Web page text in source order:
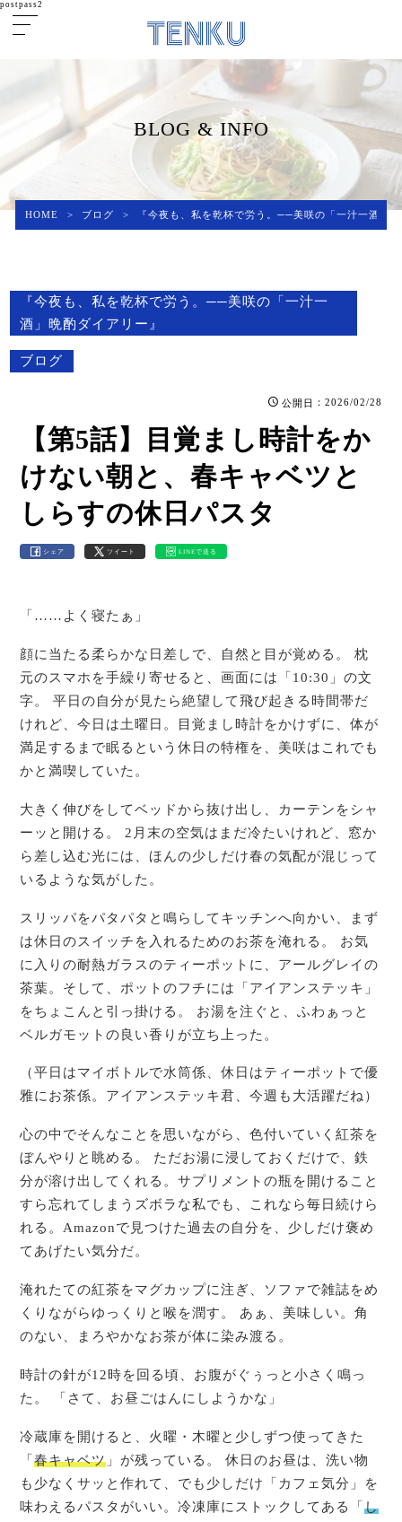
postpass2
BLOG & INFO
HOME > ブログ > 『今夜も、私を乾杯で労う。──美咲の「一汁一酒」
『今夜も、私を乾杯で労う。──美咲の「一汁一
酒」晩酌ダイアリー』
ブログ
公開日 ：2026/02/28
【第5話】目覚まし時計をか
けない朝と、春キャベツと
しらすの休日パスタ
シェア ツイート LINEで送る
「……よく寝たぁ」
顔に当たる柔らかな日差しで、自然と目が覚める。 枕
元のスマホを手繰り寄せると、画面には「10:30」の文
字。 平日の自分が見たら絶望して飛び起きる時間帯だ
けれど、今日は土曜日。目覚まし時計をかけずに、体が
満足するまで眠るという休日の特権を、美咲はこれでも
かと満喫していた。
大きく伸びをしてベッドから抜け出し、カーテンをシャ
ーッと開ける。 2月末の空気はまだ冷たいけれど、窓か
ら差し込む光には、ほんの少しだけ春の気配が混じって
いるような気がした。
スリッパをパタパタと鳴らしてキッチンへ向かい、まず
は休日のスイッチを入れるためのお茶を淹れる。 お気
に入りの耐熱ガラスのティーポットに、アールグレイの
茶葉。そして、ポットのフチには「アイアンステッキ」
をちょこんと引っ掛ける。 お湯を注ぐと、ふわぁっと
ベルガモットの良い香りが立ち上った。
（平日はマイボトルで水筒係、休日はティーポットで優
雅にお茶係。アイアンステッキ君、今週も大活躍だね）
心の中でそんなことを思いながら、色付いていく紅茶を
ぼんやりと眺める。 ただお湯に浸しておくだけで、鉄
分が溶け出してくれる。サプリメントの瓶を開けること
すら忘れてしまうズボラな私でも、これなら毎日続けら
れる。Amazonで見つけた過去の自分を、少しだけ褒め
てあげたい気分だ。
淹れたての紅茶をマグカップに注ぎ、ソファで雑誌をめ
くりながらゆっくりと喉を潤す。 あぁ、美味しい。角
のない、まろやかなお茶が体に染み渡る。
時計の針が12時を回る頃、お腹がぐぅっと小さく鳴っ
た。 「さて、お昼ごはんにしようかな」
冷蔵庫を開けると、火曜・木曜と少しずつ使ってきた
「春キャベツ 」が残っている。 休日のお昼は、洗い物
も少なくサッと作れて、でも少しだけ「カフェ気分」を
味わえるパスタがいい。冷凍庫にストックしてある「し